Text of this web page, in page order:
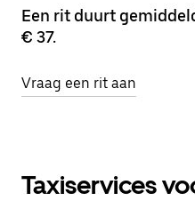
Een rit duurt
€ 37.
Vraag een rit aan
Taxiservices